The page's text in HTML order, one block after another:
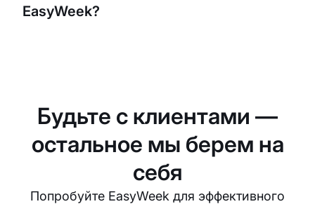
EasyWeek?
бронирований.
Будьте с клиентами —
остальное мы берем на
себя
Попробуйте EasyWeek для эффективного